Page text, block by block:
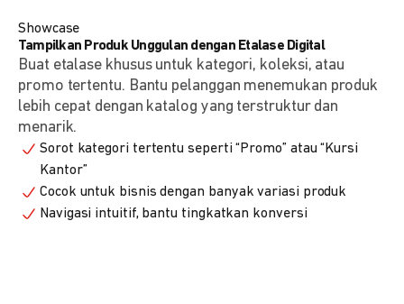
Showcase
Tampilkan Produk Unggulan dengan Etalase Digital
Buat etalase khusus untuk kategori, koleksi, atau
promo tertentu. Bantu pelanggan menemukan produk
lebih cepat dengan katalog yang terstruktur dan
menarik.
Sorot kategori tertentu seperti “Promo” atau “Kursi
Kantor”
Cocok untuk bisnis dengan banyak variasi produk
Navigasi intuitif, bantu tingkatkan konversi